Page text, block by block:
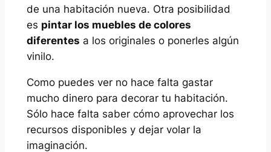
de una habitación nueva. Otra posibilidad
es pintar los muebles de colores
diferentes a los originales o ponerles algún
vinilo.
Como puedes ver no hace falta gastar
mucho dinero para decorar tu habitación.
Sólo hace falta saber cómo aprovechar los
recursos disponibles y dejar volar la
imaginación.